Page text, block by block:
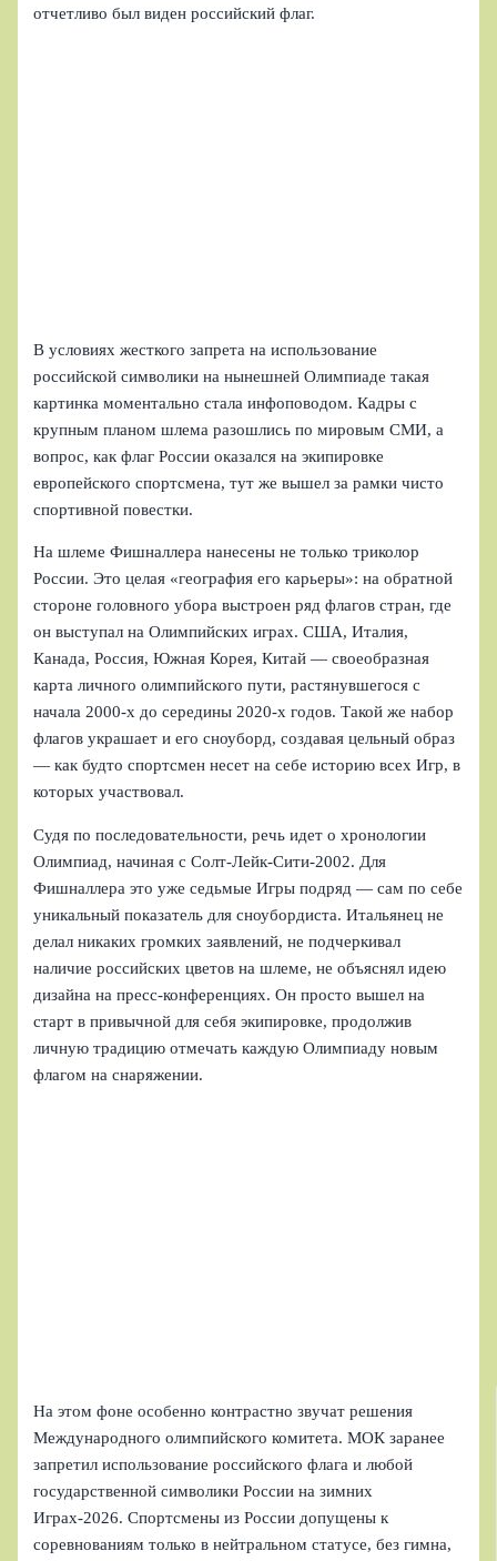
отчетливо был виден российский флаг.
В условиях жесткого запрета на использование
российской символики на нынешней Олимпиаде такая
картинка моментально стала инфоповодом. Кадры с
крупным планом шлема разошлись по мировым СМИ, а
вопрос, как флаг России оказался на экипировке
европейского спортсмена, тут же вышел за рамки чисто
спортивной повестки.
На шлеме Фишналлера нанесены не только триколор
России. Это целая «география его карьеры»: на обратной
стороне головного убора выстроен ряд флагов стран, где
он выступал на Олимпийских играх. США, Италия,
Канада, Россия, Южная Корея, Китай — своеобразная
карта личного олимпийского пути, растянувшегося с
начала 2000‑х до середины 2020‑х годов. Такой же набор
флагов украшает и его сноуборд, создавая цельный образ
— как будто спортсмен несет на себе историю всех Игр, в
которых участвовал.
Судя по последовательности, речь идет о хронологии
Олимпиад, начиная с Солт-Лейк-Сити‑2002. Для
Фишналлера это уже седьмые Игры подряд — сам по себе
уникальный показатель для сноубордиста. Итальянец не
делал никаких громких заявлений, не подчеркивал
наличие российских цветов на шлеме, не объяснял идею
дизайна на пресс-конференциях. Он просто вышел на
старт в привычной для себя экипировке, продолжив
личную традицию отмечать каждую Олимпиаду новым
флагом на снаряжении.
На этом фоне особенно контрастно звучат решения
Международного олимпийского комитета. МОК заранее
запретил использование российского флага и любой
государственной символики России на зимних
Играх‑2026. Спортсмены из России допущены к
соревнованиям только в нейтральном статусе, без гимна,